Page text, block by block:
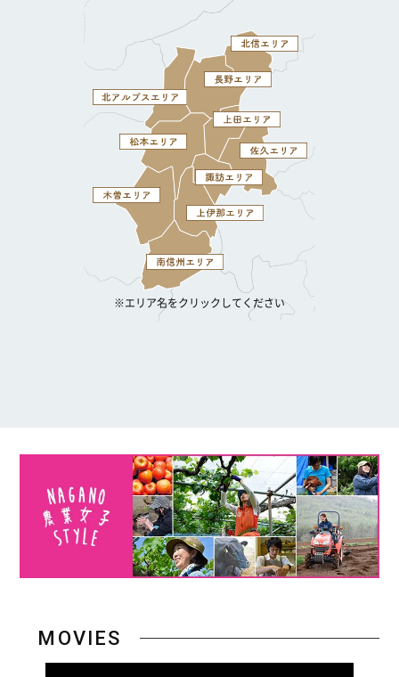
※エリア名をクリックしてください
MOVIES